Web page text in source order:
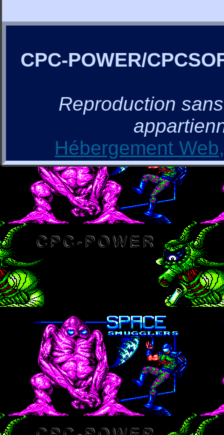
CPC-POWER/
Reproduction
Hébergement